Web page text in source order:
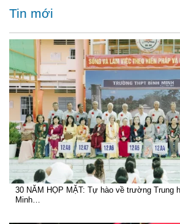
Tin mới
30 NĂM HỌP MẶT: Tự hào về trường Trung
Minh…